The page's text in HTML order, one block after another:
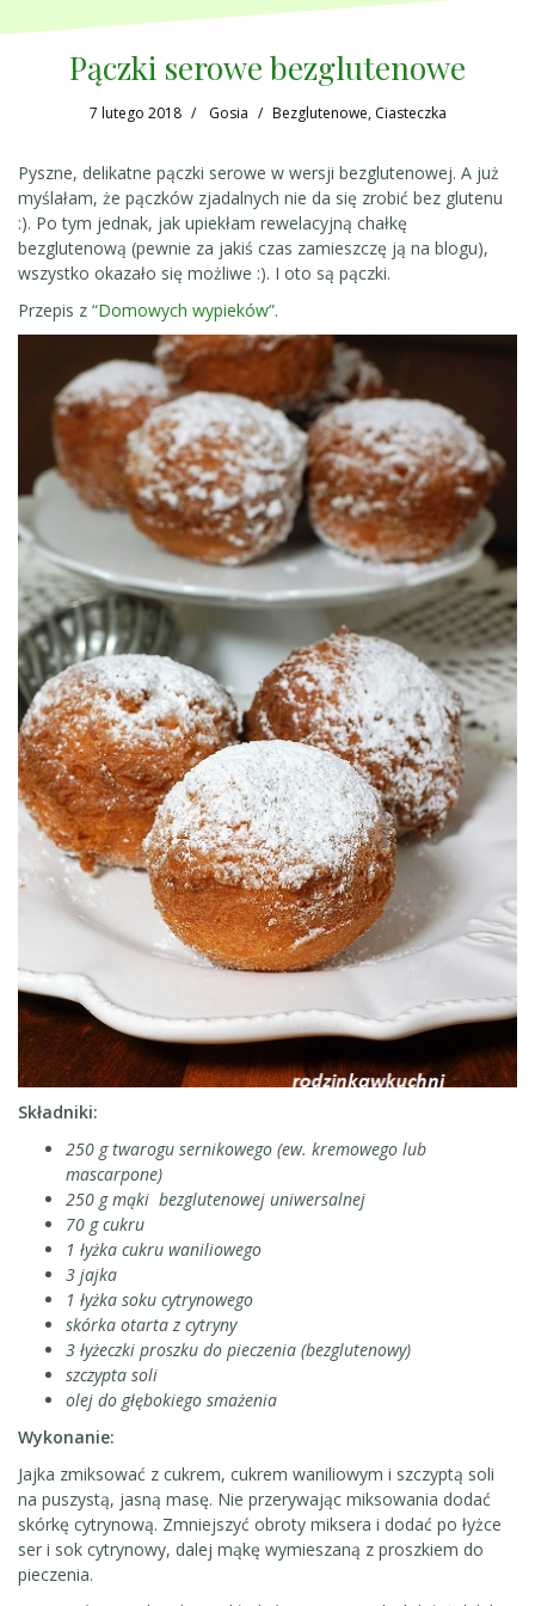
Pączki serowe bezglutenowe
7 lutego 2018 Gosia Bezglutenowe, Ciasteczka
Pyszne, delikatne pączki serowe w wersji bezglutenowej. A już
myślałam, że pączków zjadalnych nie da się zrobić bez glutenu
:). Po tym jednak, jak upiekłam rewelacyjną chałkę
bezglutenową (pewnie za jakiś czas zamieszczę ją na blogu),
wszystko okazało się możliwe :). I oto są pączki.
Przepis z “Domowych wypieków”.
Składniki:
250 g twarogu sernikowego (ew. kremowego lub
mascarpone)
250 g mąki bezglutenowej uniwersalnej
70 g cukru
1 łyżka cukru waniliowego
3 jajka
1 łyżka soku cytrynowego
skórka otarta z cytryny
3 łyżeczki proszku do pieczenia (bezglutenowy)
szczypta soli
olej do głębokiego smażenia
Wykonanie:
Jajka zmiksować z cukrem, cukrem waniliowym i szczyptą soli
na puszystą, jasną masę. Nie przerywając miksowania dodać
skórkę cytrynową. Zmniejszyć obroty miksera i dodać po łyżce
ser i sok cytrynowy, dalej mąkę wymieszaną z proszkiem do
pieczenia.